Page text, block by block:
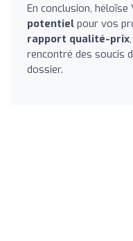
En conclusion,
potentiel pour vos
rapport qualité-prix
rencontré des soucis
dossier.